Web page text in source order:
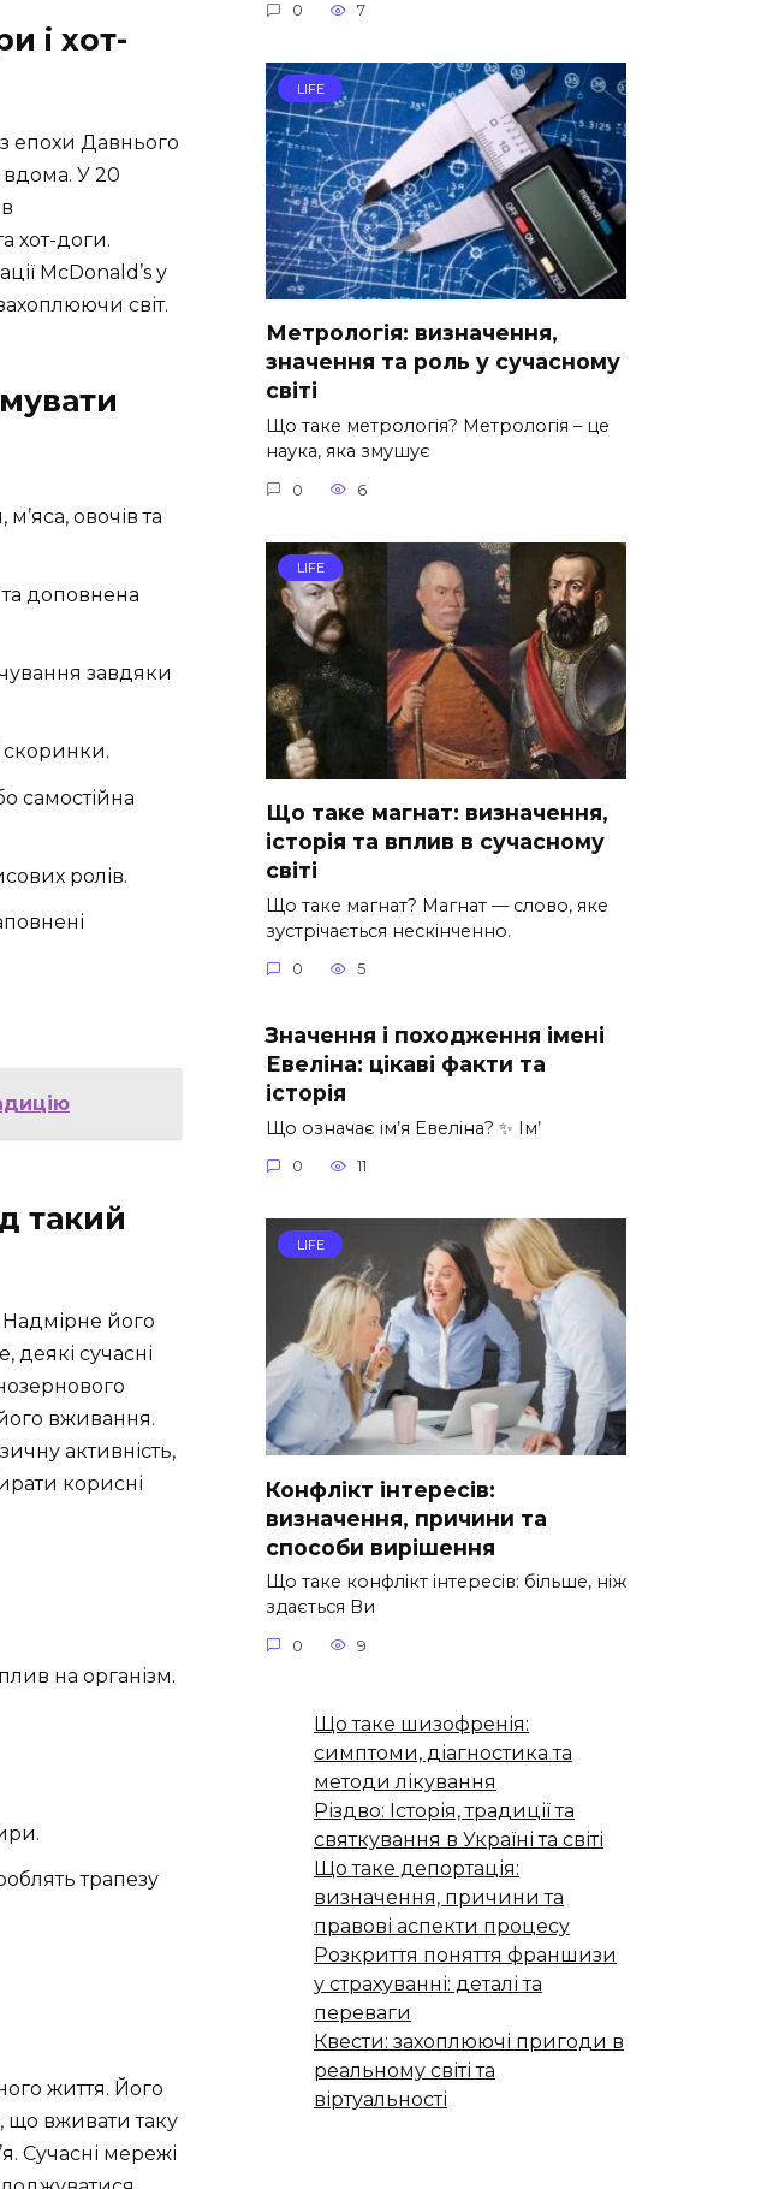
і хот-
епохи Давнього
вдома. У 20
хот-доги.
McDonald’s у
світ.
овочів та
доповнена
завдяки
скоринки.
самостійна
ролів.
такий
Надмірне його
сучасні
вживання.
активність,
корисні
на організм.
трапезу
життя. Його
що вживати таку
Сучасні мережі
0 7
LIFE
Метрологія: визначення,
значення та роль у сучасному
світі
Що таке метрологія? Метрологія – це
наука, яка змушує
0 6
LIFE
Що таке магнат: визначення,
історія та вплив в сучасному
світі
Що таке магнат? Магнат — слово, яке
зустрічається нескінченно.
0 5
Значення і походження імені
Евеліна: цікаві факти та
історія
Що означає ім’я Евеліна? ✨ Ім’
0 11
LIFE
Конфлікт інтересів:
визначення, причини та
способи вирішення
Що таке конфлікт інтересів: більше, ніж
здається Ви
0 9
Що таке шизофренія:
симптоми, діагностика та
методи лікування
Різдво: Історія, традиції та
святкування в Україні та світі
Що таке депортація:
визначення, причини та
правові аспекти процесу
Розкриття поняття франшизи
у страхуванні: деталі та
переваги
Квести: захоплюючі пригоди в
реальному світі та
віртуальності